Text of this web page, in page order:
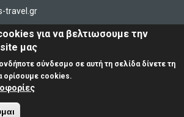
travel .gr
για να βελτιωσουμε την
site μας
σύνδεσμο σε αυτή τη σελίδα δίνετε τη
ορίσουμε cookies.